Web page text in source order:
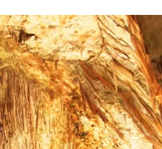
in Sicilia con i bambini (senza
Guida Completa per Famiglie
itinerari imperdibili (+